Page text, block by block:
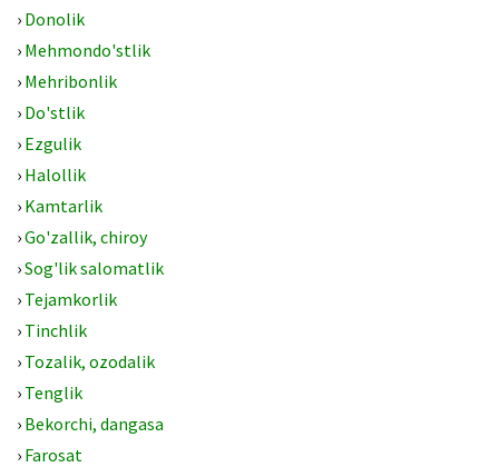
› Donolik
› Mehmondo'stlik
› Mehribonlik
› Do'stlik
› Ezgulik
› Halollik
› Kamtarlik
›Go'zallik, chiroy
›Sog'lik salomatlik
› Tejamkorlik
› Tinchlik
› Tozalik, ozodalik
› Tenglik
› Bekorchi, dangasa
› Farosat